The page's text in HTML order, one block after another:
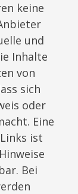
keine
und
Inhalte
von
sich
oder
Eine
ist
Bei